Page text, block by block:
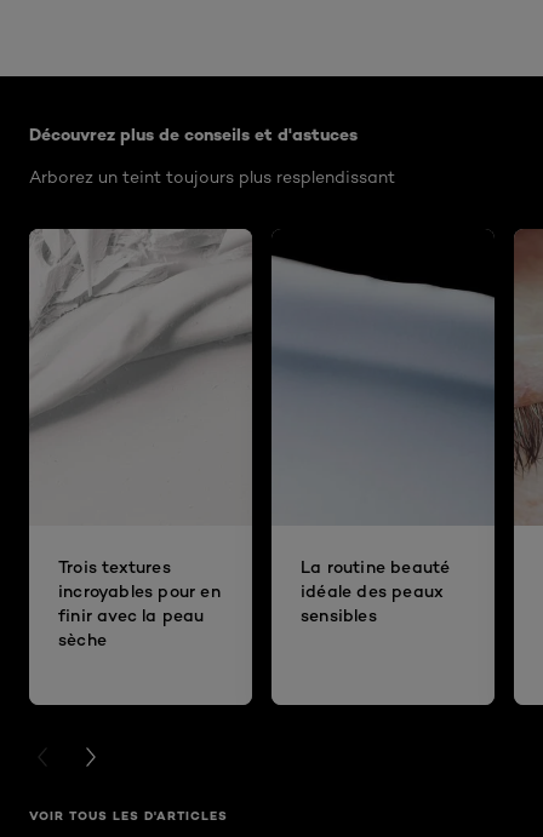
Découvrez plus de conseils et d'astuces
Arborez un teint toujours plus resplendissant
Trois textures
incroyables pour en
finir avec la peau
sèche
La routine beauté
idéale des peaux
sensibles
PREVIOUS CARD
NEXT CARD
VOIR TOUS LES D'ARTICLES